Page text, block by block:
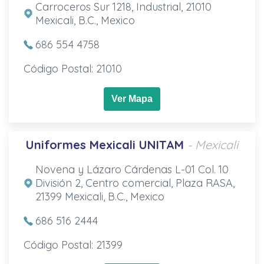
Carroceros Sur 1218, Industrial, 21010
Mexicali, B.C., Mexico
686 554 4758
Código Postal: 21010
Ver Mapa
Uniformes Mexicali UNITAM - Mexicali
Novena y Lázaro Cárdenas L-01 Col. 10
División 2, Centro comercial, Plaza RASA,
21399 Mexicali, B.C., Mexico
686 516 2444
Código Postal: 21399